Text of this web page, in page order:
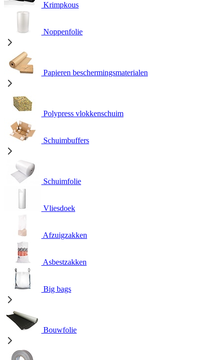
Krimpkous
Noppenfolie
Papieren beschermingsmaterialen
Polypress vlokkenschuim
Schuimbuffers
Schuimfolie
Vliesdoek
Afzuigzakken
Asbestzakken
Big bags
Bouwfolie